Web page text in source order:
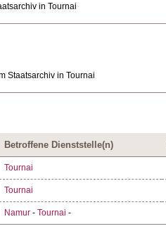
in Tournai
Staatsarchiv in Tournai
Betroffene Dienststelle(n)
Tournai
Tournai
Namur - Tournai -